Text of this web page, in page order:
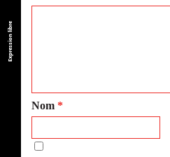
Expression libre
Nom *